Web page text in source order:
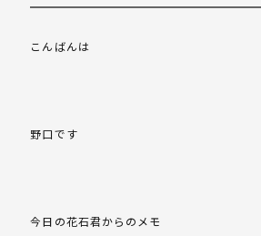
こんばんは
野口です
今日の花石君からのメモ